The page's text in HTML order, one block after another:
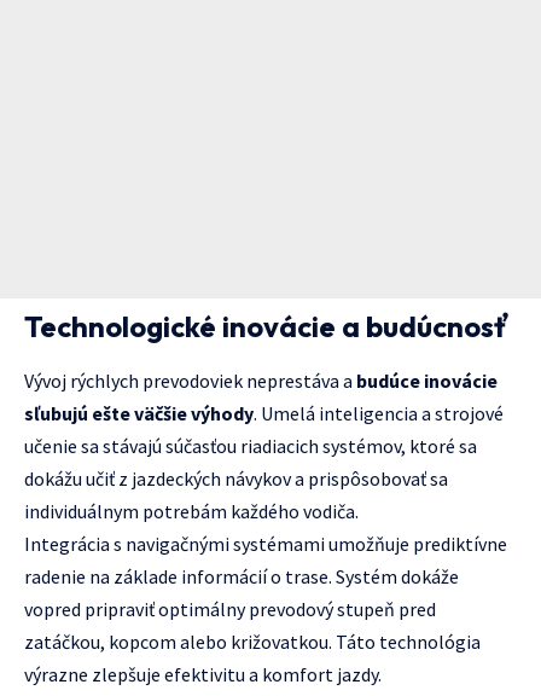
Technologické inovácie a budúcnosť
Vývoj rýchlych prevodoviek neprestáva a budúce inovácie
sľubujú ešte väčšie výhody. Umelá inteligencia a strojové
učenie sa stávajú súčasťou riadiacich systémov, ktoré sa
dokážu učiť z jazdeckých návykov a prispôsobovať sa
individuálnym potrebám každého vodiča.
Integrácia s navigačnými systémami umožňuje prediktívne
radenie na základe informácií o trase. Systém dokáže
vopred pripraviť optimálny prevodový stupeň pred
zatáčkou, kopcom alebo križovatkou. Táto technológia
výrazne zlepšuje efektivitu a komfort jazdy.